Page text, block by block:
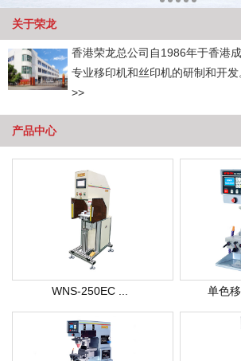
关于荣龙
香港荣龙总公司自1986年于香港
专业移印机和丝印机的研制和开
>>
产品中心
WNS-250EC ... 单色